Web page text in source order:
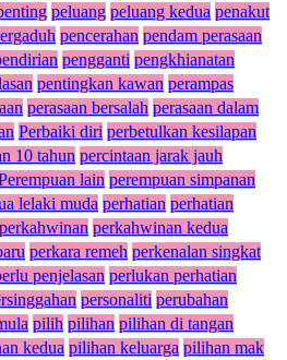
peluang peluang kedua penakut
pencerahan pendam perasaan
pengganti pengkhianatan
pentingkan kawan perampas
perasaan bersalah perasaan dalam
Perbaiki diri perbetulkan kesilapan
10 tahun percintaan jarak jauh
lain perempuan simpanan
lelaki muda perhatian perhatian
perkahwinan perkahwinan kedua
perkara remeh perkenalan singkat
penjelasan perlukan perhatian
personaliti perubahan
pilih pilihan pilihan di tangan
kedua pilihan keluarga pilihan mak